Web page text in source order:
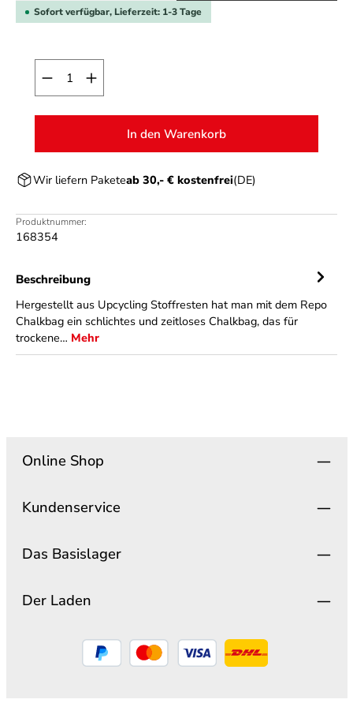
Sofort verfügbar, Lieferzeit: 1-3 Tage
Produkt Anzahl: Gib den gewünschten Wert
In den Warenkorb
Wir liefern Paketeab 30,- € kostenfrei(DE)
Produktnummer:
168354
Beschreibung
Hergestellt aus Upcycling Stoffresten hat man mit dem Repo
Chalkbag ein schlichtes und zeitloses Chalkbag, das für
trockene… Mehr
Online Shop
Kundenservice
Das Basislager
Der Laden